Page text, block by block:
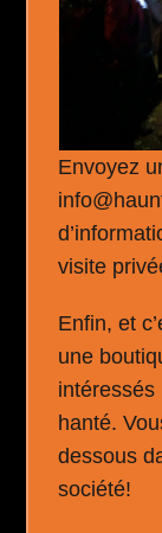
Envoyez
visite
Enfin, et
une
intéressés
hanté.
dessous
société!